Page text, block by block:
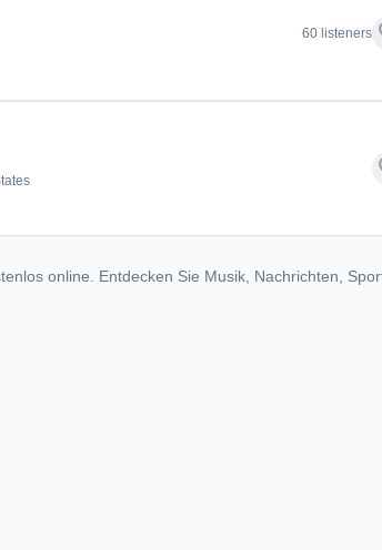
60 listeners
online. Entdecken Sie Musik, Nachrichten,